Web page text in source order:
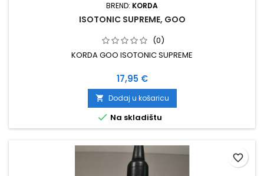
BREND: KORDA
ISOTONIC SUPREME, GOO
(0)
KORDA GOO ISOTONIC SUPREME
Cijena
17,95 €
 Dodaj u košaricu
 Na skladištu
favorite_border